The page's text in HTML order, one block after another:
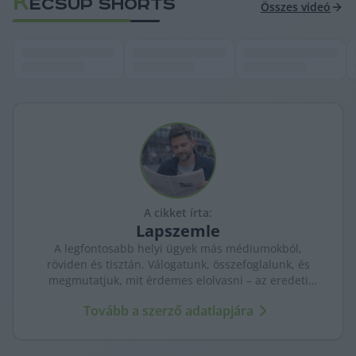
ECSUP SHORTS Összes videó
A cikket írta:
Lapszemle
A legfontosabb helyi ügyek más médiumokból,
röviden és tisztán. Válogatunk, összefoglalunk, és
megmutatjuk, mit érdemes elolvasni – az eredeti
Tovább a szerző adatlapjára